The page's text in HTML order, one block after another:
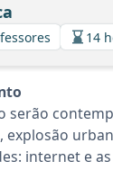
14
serão
explosão
internet e